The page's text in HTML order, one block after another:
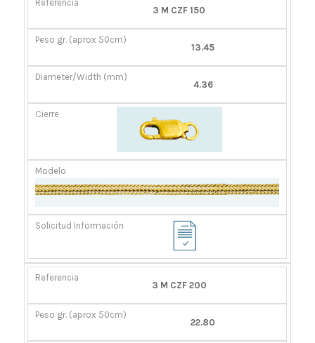
3 M CZF 150
13.45
4.36
3 M CZF 200
22.80